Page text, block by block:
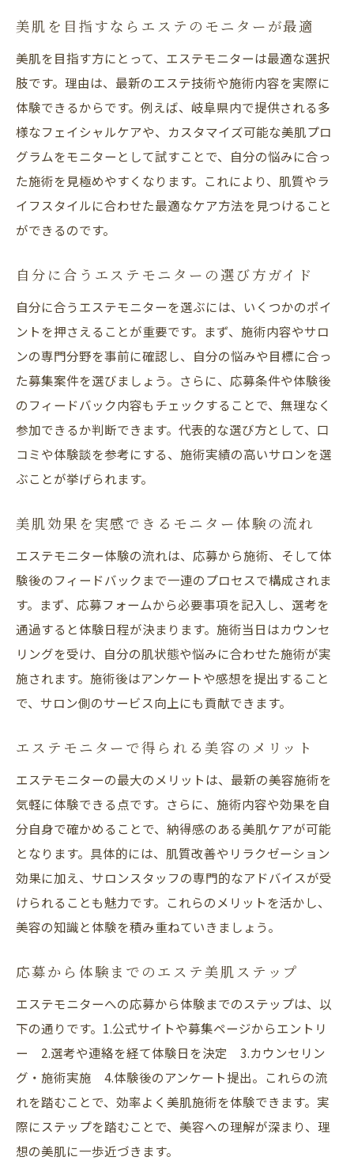
美肌を目指すならエステのモニターが最適
美肌を目指す方にとって、エステモニターは最適な選択
肢です。理由は、最新のエステ技術や施術内容を実際に
体験できるからです。例えば、岐阜県内で提供される多
様なフェイシャルケアや、カスタマイズ可能な美肌プロ
グラムをモニターとして試すことで、自分の悩みに合っ
た施術を見極めやすくなります。これにより、肌質やラ
イフスタイルに合わせた最適なケア方法を見つけること
ができるのです。
自分に合うエステモニターの選び方ガイド
自分に合うエステモニターを選ぶには、いくつかのポイ
ントを押さえることが重要です。まず、施術内容やサロ
ンの専門分野を事前に確認し、自分の悩みや目標に合っ
た募集案件を選びましょう。さらに、応募条件や体験後
のフィードバック内容もチェックすることで、無理なく
参加できるか判断できます。代表的な選び方として、口
コミや体験談を参考にする、施術実績の高いサロンを選
ぶことが挙げられます。
美肌効果を実感できるモニター体験の流れ
エステモニター体験の流れは、応募から施術、そして体
験後のフィードバックまで一連のプロセスで構成されま
す。まず、応募フォームから必要事項を記入し、選考を
通過すると体験日程が決まります。施術当日はカウンセ
リングを受け、自分の肌状態や悩みに合わせた施術が実
施されます。施術後はアンケートや感想を提出すること
で、サロン側のサービス向上にも貢献できます。
エステモニターで得られる美容のメリット
エステモニターの最大のメリットは、最新の美容施術を
気軽に体験できる点です。さらに、施術内容や効果を自
分自身で確かめることで、納得感のある美肌ケアが可能
となります。具体的には、肌質改善やリラクゼーション
効果に加え、サロンスタッフの専門的なアドバイスが受
けられることも魅力です。これらのメリットを活かし、
美容の知識と体験を積み重ねていきましょう。
応募から体験までのエステ美肌ステップ
エステモニターへの応募から体験までのステップは、以
下の通りです。1.公式サイトや募集ページからエントリ
ー 2.選考や連絡を経て体験日を決定 3.カウンセリン
グ・施術実施 4.体験後のアンケート提出。これらの流
れを踏むことで、効率よく美肌施術を体験できます。実
際にステップを踏むことで、美容への理解が深まり、理
想の美肌に一歩近づきます。